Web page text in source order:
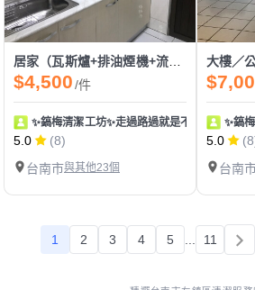
居家（瓦斯爐+排油煙機+流理台）除油二人施作
$4,500/件
✨鎬梅清潔工坊✨走過路過就是不要錯過！
5.0
(8)
台南市與其他23個
大樓／
✨鎬
5.0
台南
1 2 3 4 5 ... 11